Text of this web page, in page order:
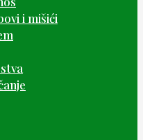
i mišići